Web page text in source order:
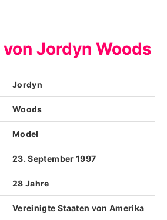
Impressum
Utiq verwalten
Jordyn Woods
Jordyn
Woods
Model
23. September 1997
28 Jahre
Vereinigte Staaten von Amerika